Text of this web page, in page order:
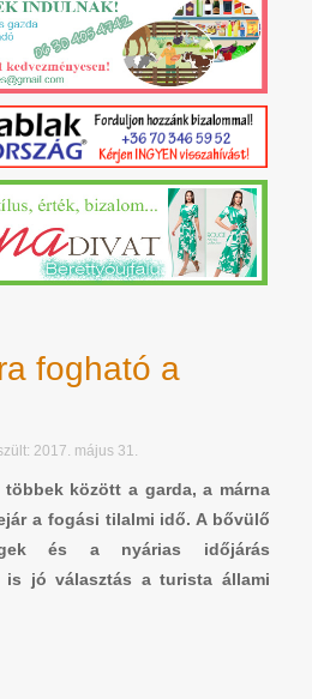
fogható a
2017. május 31.
között a garda, a márna
a fogási tilalmi idő. A bővülő
és a nyárias időjárás
is jó választás a turista állami